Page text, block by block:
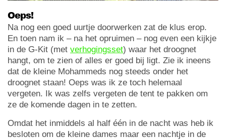
Oeps!
Na nog een goed uurtje doorwerken zat de klus erop.
En toen nam ik – na het opruimen – nog even een kijkje
in de G-Kit (met verhogingsset) waar het droognet
hangt, om te zien of alles er goed bij ligt. Zie ik ineens
dat de kleine Mohammeds nog steeds onder het
droognet staan! Oeps was ik ze toch helemaal
vergeten. Ik was zelfs vergeten de tent te pakken om
ze de komende dagen in te zetten.
Omdat het inmiddels al half één in de nacht was heb ik
besloten om de kleine dames maar een nachtje in de